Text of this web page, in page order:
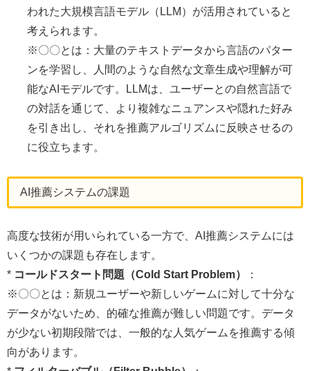
われた大規模言語モデル（LLM）が活用されていると
考えられます。
※〇〇とは：大量のテキストデータから言語のパター
ンを学習し、人間のような自然な文章生成や理解が可
能なAIモデルです。LLMは、ユーザーとの自然言語で
の対話を通じて、より複雑なニュアンスや隠れた好み
を引き出し、それを推薦アルゴリズムに反映させるの
に役立ちます。
AI推薦システムの課題
高度な技術が用いられている一方で、AI推薦システムには
いくつかの課題も存在します。
* コールドスタート問題（Cold Start Problem）
：
※〇〇とは：新規ユーザーや新しいゲームに対して十分な
データがないため、的確な推薦が難しい問題です。データ
が少ない初期段階では、一般的な人気ゲームを推薦する傾
向があります。